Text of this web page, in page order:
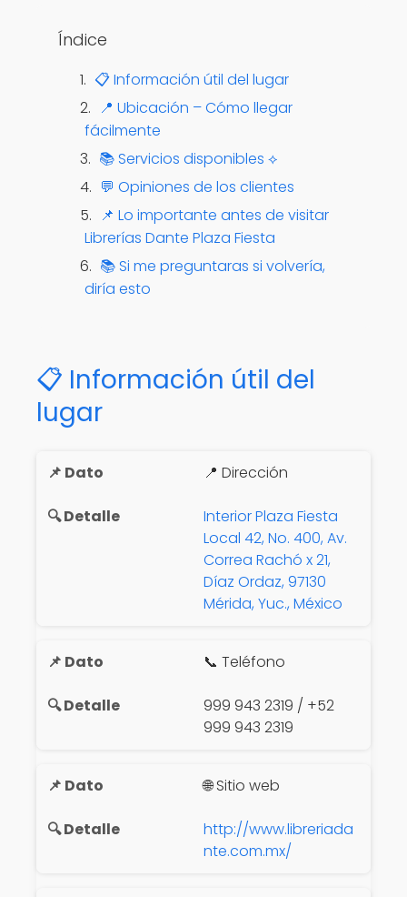
Índice
📋 Información útil del lugar
📍 Ubicación – Cómo llegar
fácilmente
📚 Servicios disponibles ⟡
💬 Opiniones de los clientes
📌 Lo importante antes de visitar
Librerías Dante Plaza Fiesta
📚 Si me preguntaras si volvería,
diría esto
📋 Información útil del
lugar
📍 Dirección
Interior Plaza Fiesta
Local 42, No. 400, Av.
Correa Rachó x 21,
Díaz Ordaz, 97130
Mérida, Yuc., México
📞 Teléfono
999 943 2319 / +52
999 943 2319
🌐 Sitio web
http://www.libreriada
nte.com.mx/